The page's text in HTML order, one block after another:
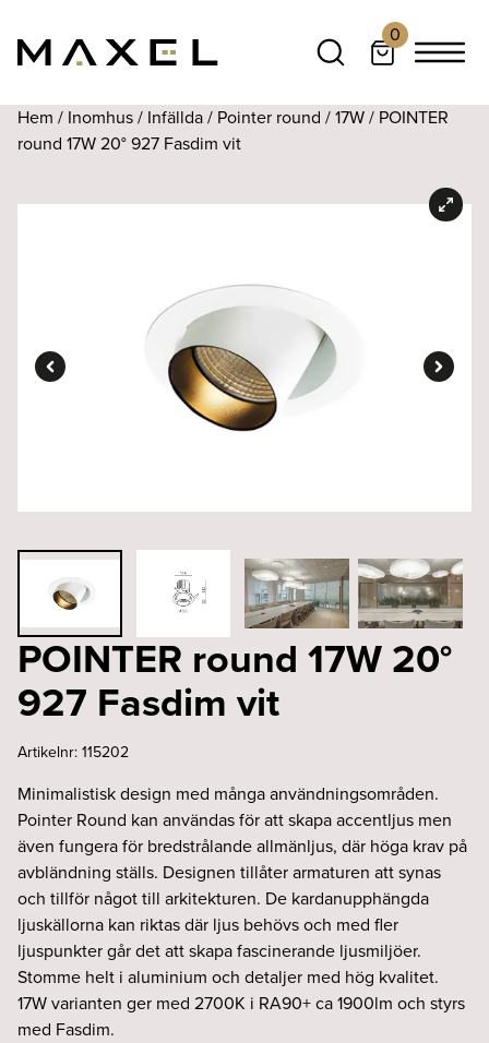
0
Hem / Inomhus/ Infällda/ Pointer round /17W/ POINTER
round 17W 20° 927 Fasdim vit
POINTER round 17W 20°
927 Fasdim vit
Artikelnr:115202
Minimalistisk design med många användningsområden.
Pointer Round kan användas för att skapa accentljus men
även fungera för bredstrålande allmänljus, där höga krav på
avbländning ställs. Designen tillåter armaturen att synas
och tillför något till arkitekturen. De kardanupphängda
ljuskällorna kan riktas där ljus behövs och med fler
ljuspunkter går det att skapa fascinerande ljusmiljöer.
Stomme helt i aluminium och detaljer med hög kvalitet.
17W varianten ger med 2700K i RA90+ ca 1900lm och styrs
med Fasdim.